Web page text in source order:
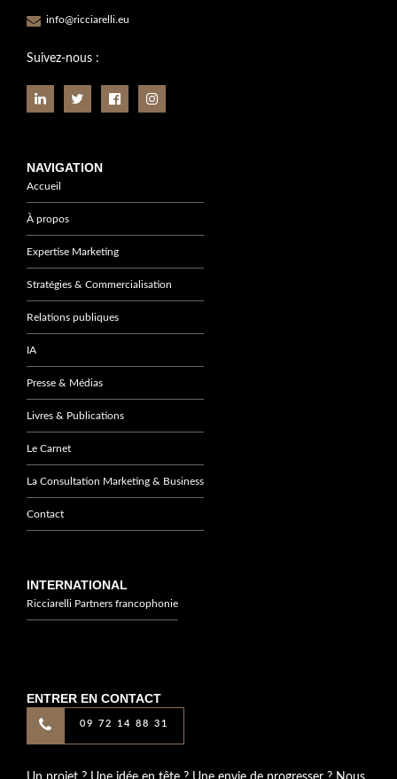
info@ricciarelli.eu
Suivez-nous :
NAVIGATION
Accueil
À propos
Expertise Marketing
Stratégies & Commercialisation
Relations publiques
IA
Presse & Médias
Livres & Publications
Le Carnet
La Consultation Marketing & Business
Contact
INTERNATIONAL
Ricciarelli Partners francophonie
ENTRER EN CONTACT
09 72 14 88 31